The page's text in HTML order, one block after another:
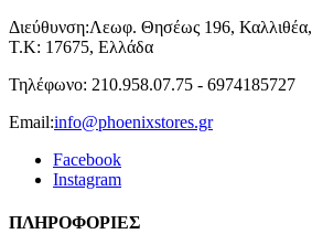
Διεύθυνση:Λεωφ. Θησέως 196, Καλλιθέα,
Τ.Κ: 17675, Ελλάδα
Τηλέφωνο: 210.958.07.75 - 6974185727
Email:info@phoenixstores.gr
Facebook
Instagram
ΠΛΗΡΟΦΟΡΙΕΣ